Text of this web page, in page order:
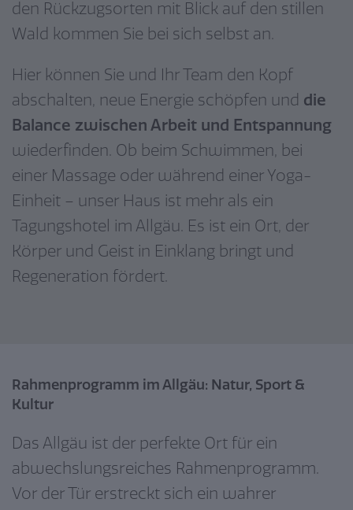
den Rückzugsorten mit Blick auf den stillen
Wald kommen Sie bei sich selbst an.
Hier können Sie und Ihr Team den Kopf
abschalten, neue Energie schöpfen und die
Balance zwischen Arbeit und Entspannung
wiederfinden. Ob beim Schwimmen, bei
einer Massage oder während einer Yoga-
Einheit – unser Haus ist mehr als ein
Tagungshotel im Allgäu. Es ist ein Ort, der
Körper und Geist in Einklang bringt und
Regeneration fördert.
Rahmenprogramm im Allgäu: Natur, Sport &
Kultur
Das Allgäu ist der perfekte Ort für ein
abwechslungsreiches Rahmenprogramm.
Vor der Tür erstreckt sich ein wahrer